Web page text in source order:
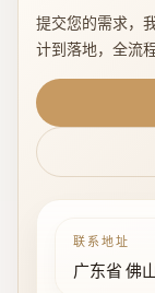
提交您的需求，
计到落地，全流
联系地址
广东省 佛